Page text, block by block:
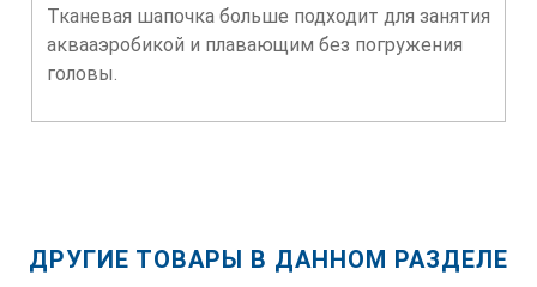
Тканевая шапочка больше подходит для занятия
аквааэробикой и плавающим без погружения
головы.
ДРУГИЕ ТОВАРЫ В ДАННОМ РАЗДЕЛЕ